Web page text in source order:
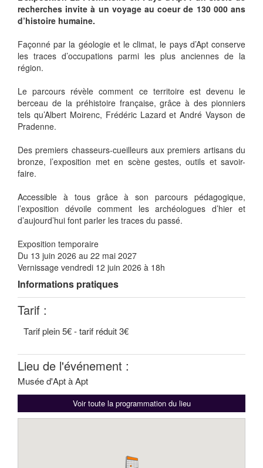
recherches invite à un voyage au coeur de 130 000 ans
d’histoire humaine.
Façonné par la géologie et le climat, le pays d’Apt conserve
les traces d’occupations parmi les plus anciennes de la
région.
Le parcours révèle comment ce territoire est devenu le
berceau de la préhistoire française, grâce à des pionniers
tels qu’Albert Moirenc, Frédéric Lazard et André Vayson de
Pradenne.
Des premiers chasseurs-cueilleurs aux premiers artisans du
bronze, l’exposition met en scène gestes, outils et savoir-
faire.
Accessible à tous grâce à son parcours pédagogique,
l’exposition dévoile comment les archéologues d’hier et
d’aujourd’hui font parler les traces du passé.
Exposition temporaire
Du 13 juin 2026 au 22 mai 2027
Vernissage vendredi 12 juin 2026 à 18h
Informations pratiques
Tarif :
Tarif plein 5€ - tarif réduit 3€
Lieu de l'événement :
Musée d'Apt à Apt
Voir toute la programmation du lieu